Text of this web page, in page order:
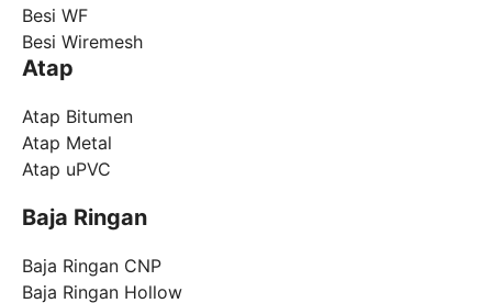
Besi WF
Besi Wiremesh
Atap
Atap Bitumen
Atap Metal
Atap uPVC
Baja Ringan
Baja Ringan CNP
Baja Ringan Hollow